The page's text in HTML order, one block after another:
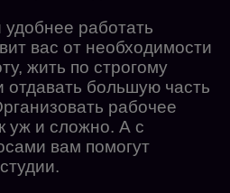
работать
вас от необходимости
жить по строгому
отдавать большую часть
рабочее
уж и сложно. А с
вам помогут